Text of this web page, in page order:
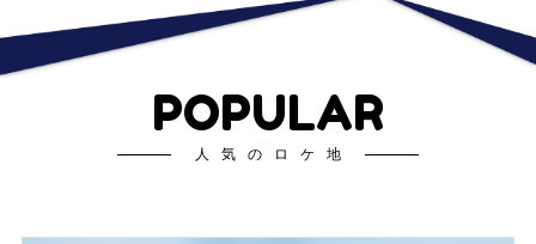
POPULAR
人気のロケ地